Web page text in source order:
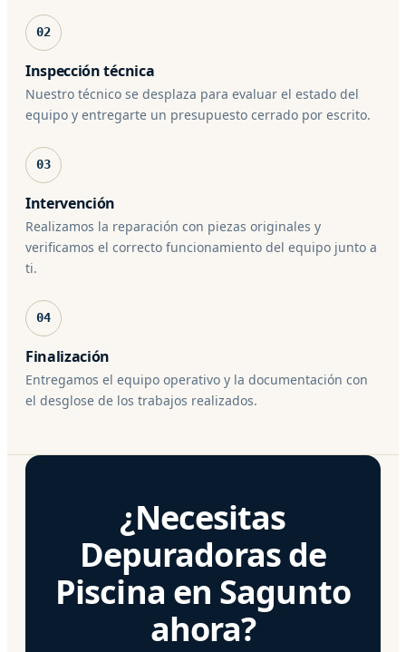
02
Inspección técnica
Nuestro técnico se desplaza para evaluar el estado del
equipo y entregarte un presupuesto cerrado por escrito.
03
Intervención
Realizamos la reparación con piezas originales y
verificamos el correcto funcionamiento del equipo junto a
ti.
04
Finalización
Entregamos el equipo operativo y la documentación con
el desglose de los trabajos realizados.
¿Necesitas
Depuradoras de
Piscina en Sagunto
ahora?